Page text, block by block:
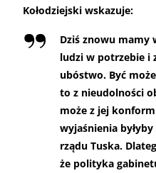
Kołodziejski wskazuje:
Dziś znowu mamy
ludzi w potrzebie i
ubóstwo. Być
to z nieudolności
może z jej
wyjaśnienia
rządu Tuska.
że polityka